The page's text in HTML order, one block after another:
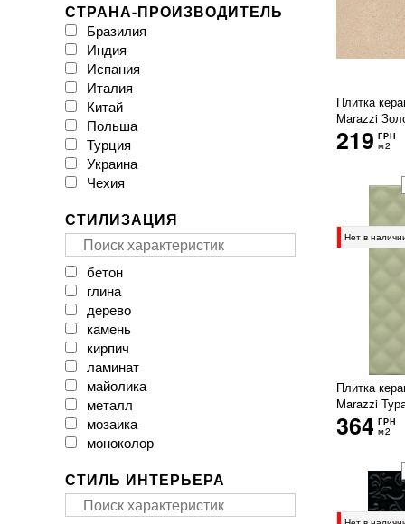
Плитка
Marazzi
219 ГРН
м2
Нет в
Плитка
Marazzi
364 ГРН
м2
Arklam
Atlas Concorde
Atrium
Azulejos Benadresa
BESTILE
Baldocer
CAESAR
CASA CERAMICA
CERACASA CERAMICA
CERAMA MARKET
CERAMICHE BRENNERO
CasaInfinita
Ceramica Santa Claus
Ceramika Color
Ceramika Gres
Ceramika Konskie
Cerpa
Cerrad
Cersanit
Cicogres
Click Ceramica
Cristal Ceramica
Dual Gres
EXAGRES
Ecoceramic
СТРАНА-ПРОИЗВОДИТЕЛЬ
Бразилия
Индия
Испания
Италия
Китай
Польша
Турция
Украина
Чехия
СТИЛИЗАЦИЯ
бетон
глина
дерево
камень
кирпич
ламинат
майолика
металл
мозаика
моноколор
оникс
паркет
пэчворк
СТИЛЬ ИНТЕРЬЕРА